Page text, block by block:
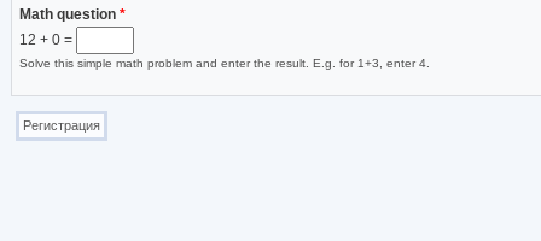
Math question *
12 + 0 =
Solve this simple math problem and enter the result. E.g. for 1+3, enter 4.